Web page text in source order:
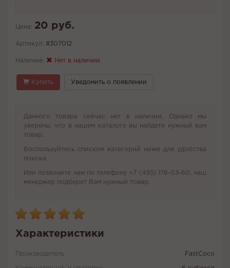
Цена: 20 руб.
Артикул: #307012
Наличие: Нет в наличии
Купить Уведомить о появлении
Данного товара сейчас нет в наличии. Однако мы
уверены, что в нашем каталоге вы найдете нужный вам
товар.
Воспользуйтесь списком категорий ниже для удобства
поиска.
Или позвоните нам по телефону +7 (495) 178-03-60, наш
менеджер подберет Вам нужный товар.
Характеристики
Производитель FastCoco